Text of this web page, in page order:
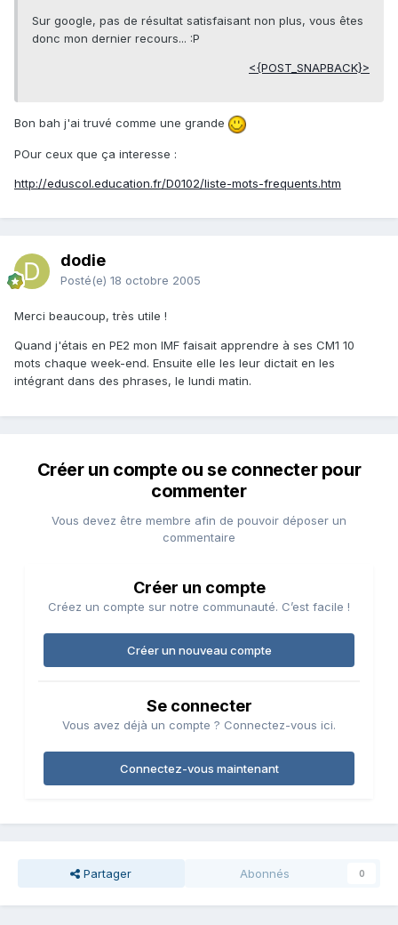
Sur google, pas de résultat satisfaisant non plus, vous êtes
donc mon dernier recours... :P
<{POST_SNAPBACK}>
Bon bah j'ai truvé comme une grande
POur ceux que ça interesse :
http://eduscol.education.fr/D0102/liste-mots-frequents.htm
dodie
Posté(e) 18 octobre 2005
Merci beaucoup, très utile !
Quand j'étais en PE2 mon IMF faisait apprendre à ses CM1 10
mots chaque week-end. Ensuite elle les leur dictait en les
intégrant dans des phrases, le lundi matin.
Créer un compte ou se connecter pour
commenter
Vous devez être membre afin de pouvoir déposer un
commentaire
Créer un compte
Créez un compte sur notre communauté. C’est facile !
Créer un nouveau compte
Se connecter
Vous avez déjà un compte ? Connectez-vous ici.
Connectez-vous maintenant
Partager Abonnés 0